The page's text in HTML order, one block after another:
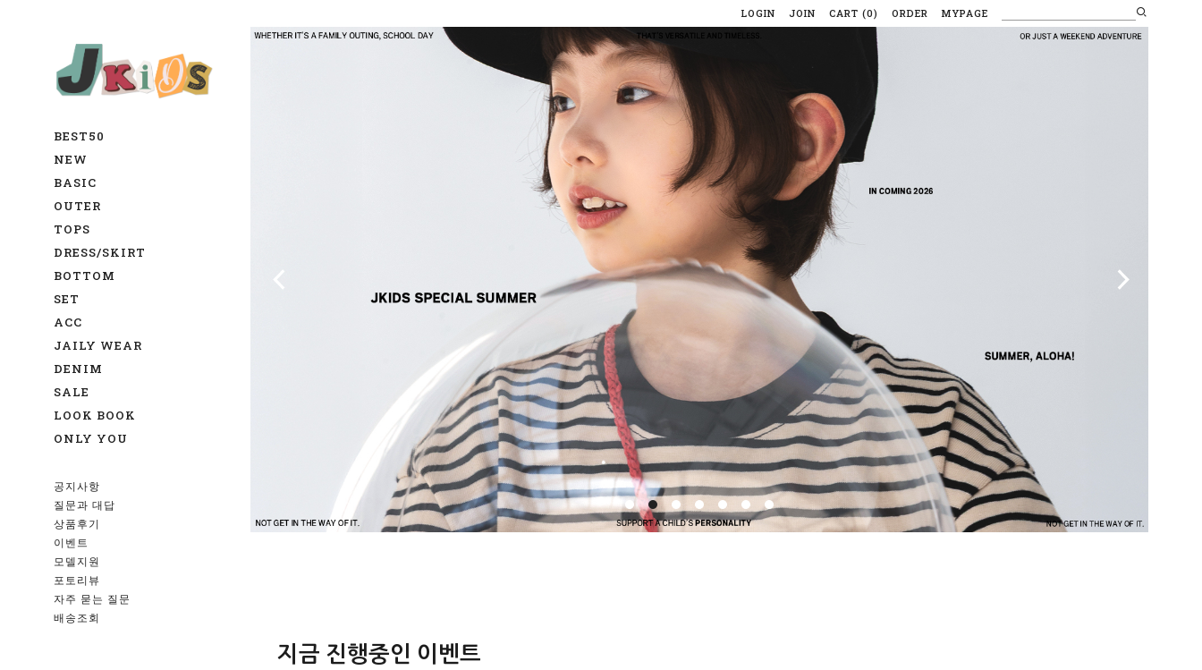
LOGIN JOIN CART (0) ORDER MYPAGE
BEST50
NEW
BASIC
OUTER
TOPS
DRESS/SKIRT
BOTTOM
SET
ACC
JAILY WEAR
DENIM
SALE
LOOK BOOK
ONLY YOU
공지사항
질문과 대답
상품후기
이벤트
모델지원
포토리뷰
자주 묻는 질문
배송조회
지금 진행중인 이벤트